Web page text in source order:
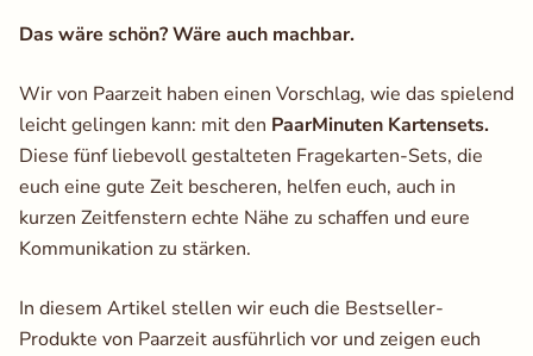
Das wäre schön? Wäre auch machbar.
Wir von Paarzeit haben einen Vorschlag, wie das spielend
leicht gelingen kann: mit den PaarMinuten Kartensets.
Diese fünf liebevoll gestalteten Fragekarten-Sets, die
euch eine gute Zeit bescheren, helfen euch, auch in
kurzen Zeitfenstern echte Nähe zu schaffen und eure
Kommunikation zu stärken.
In diesem Artikel stellen wir euch die Bestseller-
Produkte von Paarzeit ausführlich vor und zeigen euch